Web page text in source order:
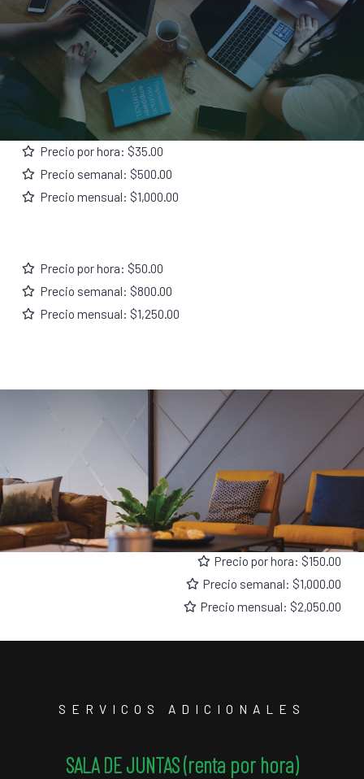
Precio por hora: $35.00
Precio semanal: $500.00
Precio mensual: $1,000.00
Precio por hora: $50.00
Precio semanal: $800.00
Precio mensual: $1,250.00
Precio por hora: $150.00
Precio semanal: $1,000.00
Precio mensual: $2,050.00
SERVICOS ADICIONALES
SALA DE JUNTAS (renta por hora)